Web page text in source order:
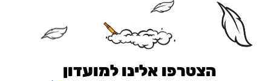
הצטרפו אלינו למועדון